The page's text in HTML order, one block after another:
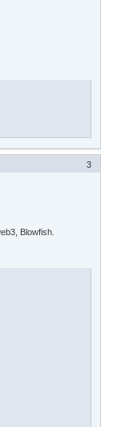
3
Blowfish.